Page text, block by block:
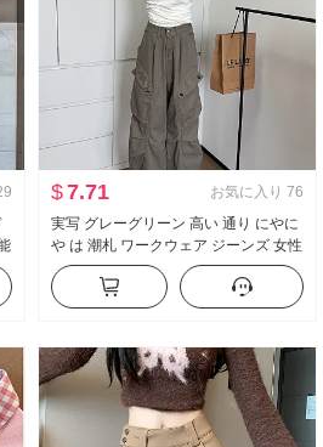
$7.71 お気に入り 76
実写 グレーグリーン 高い 通り にやに
や は 潮札 ワークウェア ジーンズ 女性
アメリカンスタイル ヴィンテージ ル
ーズフィット フロアレングス カジュ
アル ズボン